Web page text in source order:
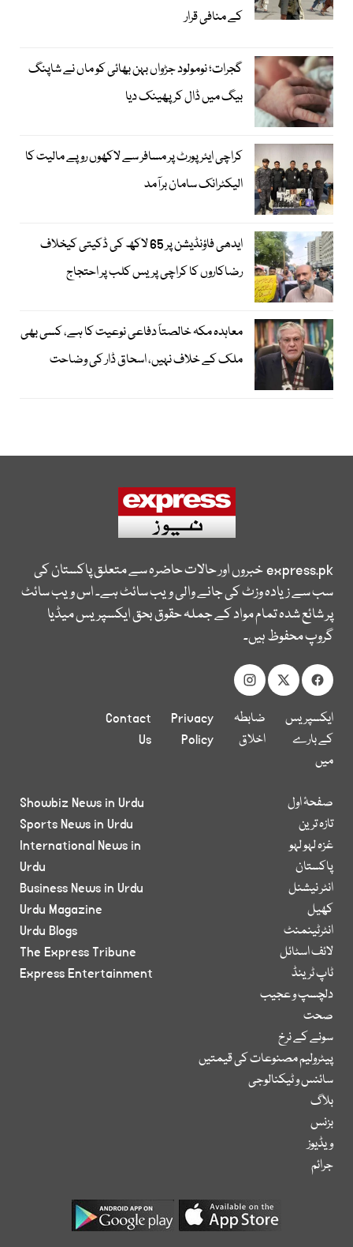
کے منافی قرار
گجرات؛ نومولود جڑواں بہن بھائی کو ماں نے شاپنگ
بیگ میں ڈال کر پھینک دیا
کراچی ایئرپورٹ پر مسافر سے لاکھوں روپے مالیت کا
الیکٹرانک سامان برآمد
ایدھی فاؤنڈیشن پر 65 لاکھ کی ڈکیتی کیخلاف
رضاکاروں کا کراچی پریس کلب پر احتجاج
معاہدہ مکہ خالصتاً دفاعی نوعیت کا ہے، کسی بھی
ملک کے خلاف نہیں، اسحاق ڈار کی وضاحت
express.pkخبروں اور حالات حاضرہ سے متعلق پاکستان کی
سب سے زیادہ وزٹ کی جانے والی ویب سائٹ ہے۔ اس ویب سائٹ
پر شائع شدہ تمام مواد کے جملہ حقوق بحق ایکسپریس میڈیا
گروپ محفوظ ہیں۔
ایکسپریس
کے بارے
میں
ضابطہ
اخلاق
Privacy
Policy
Contact
Us
صفحۂ اول
تازہ ترین
غزہ لہو لہو
پاکستان
انٹر نیشنل
کھیل
انٹرٹینمنٹ
لائف اسٹائل
ٹاپ ٹرینڈ
دلچسپ و عجیب
صحت
سونے کے نرخ
پیٹرولیم مصنوعات کی قیمتیں
سائنس و ٹیکنالوجی
بلاگ
بزنس
ویڈیوز
جرائم
Showbiz News in Urdu
Sports News in Urdu
International News in
Urdu
Business News in Urdu
Urdu Magazine
Urdu Blogs
The Express Tribune
Express Entertainment